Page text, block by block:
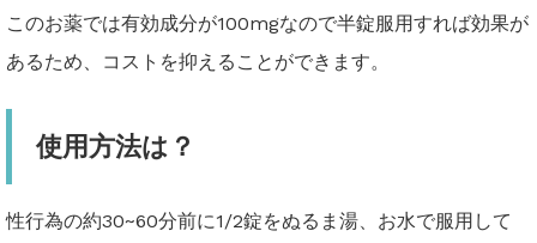
このお薬では有効成分が100mgなので半錠服用すれば効果が
あるため、コストを抑えることができます。
使用方法は？
性行為の約30~60分前に1/2錠をぬるま湯、お水で服用して